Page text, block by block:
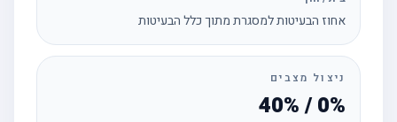
אחוז הבעיטות למסגרת מתוך כלל הבעיטות
ניצול מצבים
0% / 40%